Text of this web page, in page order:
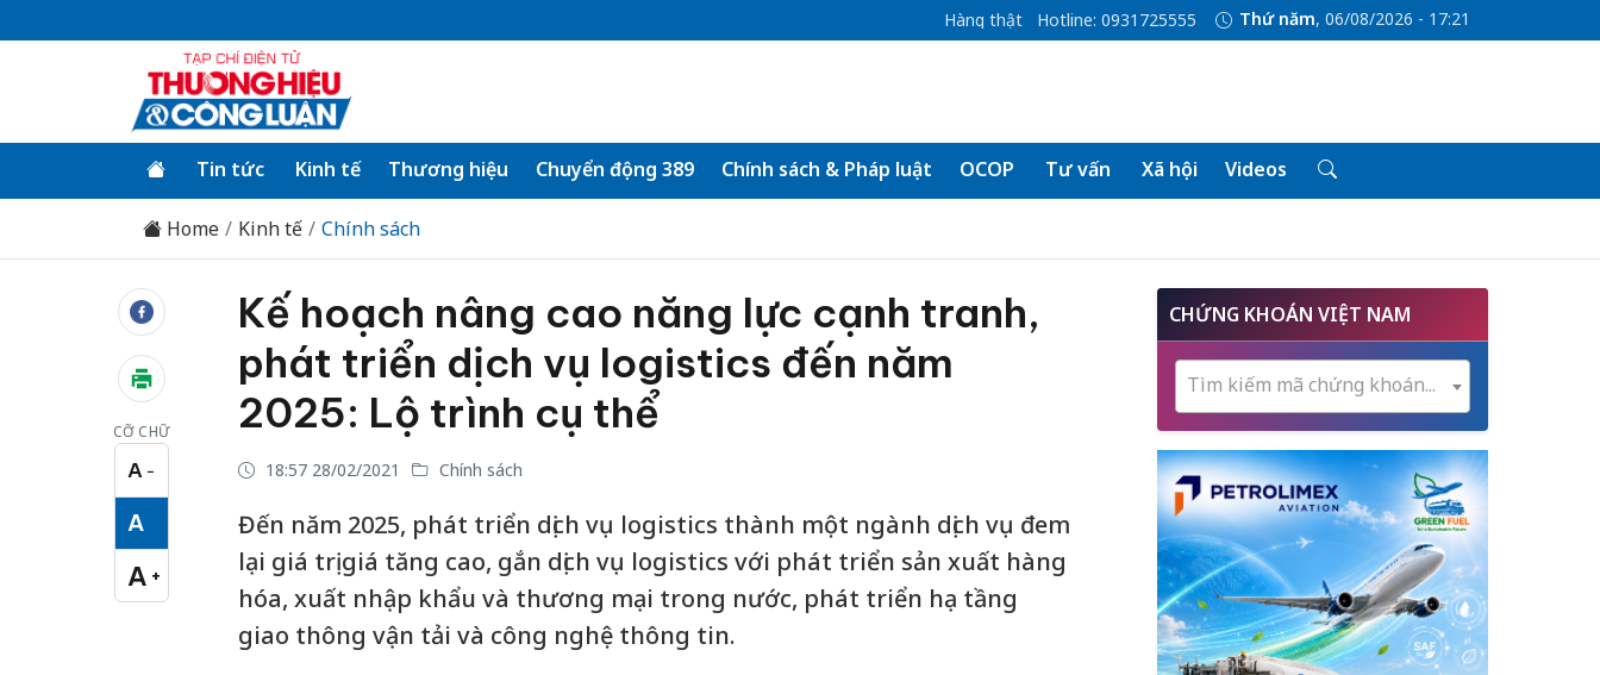
Hàng thật Hotline: 0931725555 Thứ năm, 06/08/2026 - 17:21
Tin tức Kinh tế Thương hiệu Chuyển động 389 Chính sách & Pháp luật OCOP Tư vấn Xã hội Videos
Home Kinh tế Chính sách
CỠ CHỮ
A −
Cỡ chữ nhỏ
A
Cỡ chữ vừa
A +
Cỡ chữ lớn
Kế hoạch nâng cao năng lực cạnh tranh,
phát triển dịch vụ logistics đến năm
2025: Lộ trình cụ thể
18:57 28/02/2021 Chính sách
Đến năm 2025, phát triển dịch vụ logistics thành một ngành dịch vụ đem
lại giá trị giá tăng cao, gắn dịch vụ logistics với phát triển sản xuất hàng
hóa, xuất nhập khẩu và thương mại trong nước, phát triển hạ tầng
giao thông vận tải và công nghệ thông tin.
CHỨNG KHOÁN VIỆT NAM
Tìm kiếm mã chứng khoán...